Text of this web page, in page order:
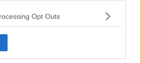
Opt Outs
la strategia della tensione
Israele (prima parte)
i due genocidi